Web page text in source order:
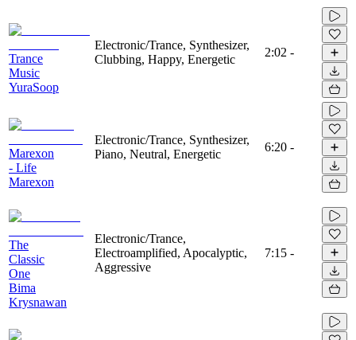
Trance
Music
YuraSoop
Electronic/Trance, Synthesizer,
Clubbing, Happy, Energetic
2:02 -
Marexon
- Life
Marexon
Electronic/Trance, Synthesizer,
Piano, Neutral, Energetic
6:20 -
The
Classic
One
Bima
Krysnawan
Electronic/Trance,
Electroamplified, Apocalyptic,
Aggressive
7:15 -